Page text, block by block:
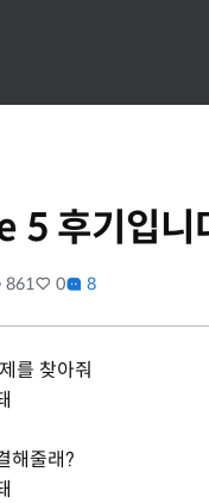
5 후기입니
861 0 8
를 찾아줘
해줄래?